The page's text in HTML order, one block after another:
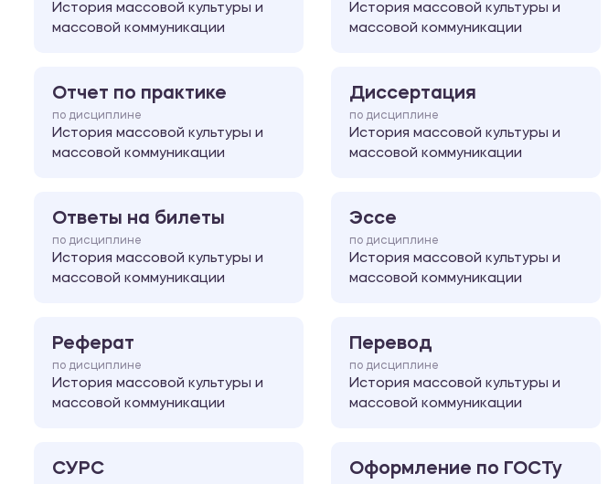
История массовой культуры и
массовой коммуникации
История массовой культуры и
массовой коммуникации
Отчет по практике
по дисциплине
История массовой культуры и
массовой коммуникации
Диссертация
по дисциплине
История массовой культуры и
массовой коммуникации
Ответы на билеты
по дисциплине
История массовой культуры и
массовой коммуникации
Эссе
по дисциплине
История массовой культуры и
массовой коммуникации
Реферат
по дисциплине
История массовой культуры и
массовой коммуникации
Перевод
по дисциплине
История массовой культуры и
массовой коммуникации
СУРС Оформление по ГОСТу